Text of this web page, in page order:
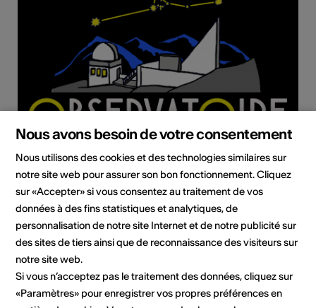
Institution / organisation
Observatoire François-Xavier BAGNOUD
Observatoire Astronomique
Tignousa
Case Postale 837
3961 Saint-Luc
Nous avons besoin de votre consentement
Nous utilisons des cookies et des technologies similaires sur
notre site web pour assurer son bon fonctionnement. Cliquez
sur «Accepter» si vous consentez au traitement de vos
données à des fins statistiques et analytiques, de
personnalisation de notre site Internet et de notre publicité sur
des sites de tiers ainsi que de reconnaissance des visiteurs sur
notre site web.
Si vous n’acceptez pas le traitement des données, cliquez sur
«Paramètres» pour enregistrer vos propres préférences en